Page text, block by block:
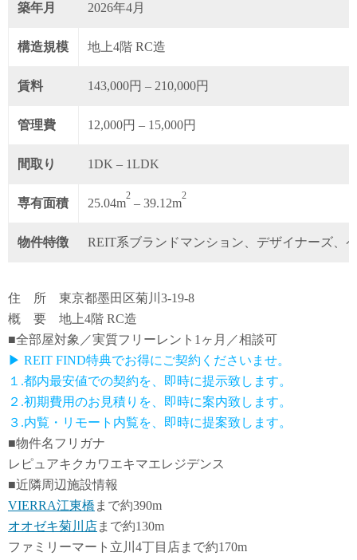
築年月 2026年4月
構造規模 地上4階 RC造
賃料 143,000円 – 210,000円
管理費 12,000円 – 15,000円
間取り 1DK – 1LDK
専有面積 25.04m
2
– 39.12m
2
物件特徴 REIT系ブランドマンション、デザイナーズ、
住 所 東京都墨田区菊川3-19-8
概 要 地上4階 RC造
■全部屋対象／実質フリーレント1ヶ月／相談可
▶ REIT FIND特典でお得にご契約くださいませ。
１.都内最安値での契約を、即時に提示致します。
２.初期費用のお見積りを、即時に案内致します。
３.内覧・リモート内覧を、即時に提案致します。
■物件名フリガナ
レピュアキクカワエキマエレジデンス
■近隣周辺施設情報
VIERRA江東橋 まで約390m
オオゼキ菊川店まで約130m
ファミリーマート立川4丁目店まで約170m